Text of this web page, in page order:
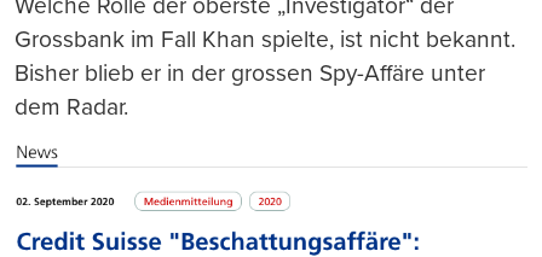
Welche Rolle der oberste „Investigator“ der
Grossbank im Fall Khan spielte, ist nicht bekannt.
Bisher blieb er in der grossen Spy-Affäre unter
dem Radar.